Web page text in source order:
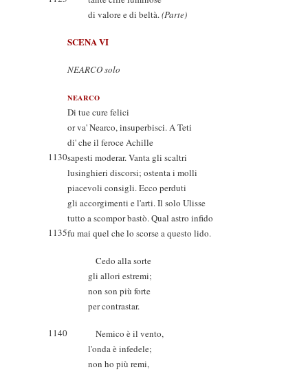
di valore e di beltà.(Parte)
SCENA VI
NEARCO solo
NEARCO
Di tue cure felici
or va' Nearco, insuperbisci. A Teti
di' che il feroce Achille
1130sapesti moderar. Vanta gli scaltri
lusinghieri discorsi; ostenta i molli
piacevoli consigli. Ecco perduti
gli accorgimenti e l'arti. Il solo Ulisse
tutto a scompor bastò. Qual astro infido
1135fu mai quel che lo scorse a questo lido.
Cedo alla sorte
gli allori estremi;
non son più forte
per contrastar.
1140
Nemico è il vento,
l'onda è infedele;
non ho più remi,